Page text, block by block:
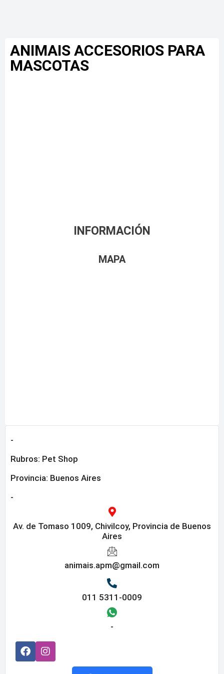
ANIMAIS ACCESORIOS PARA
MASCOTAS
INFORMACIÓN
MAPA
-
Rubros: Pet Shop
Provincia: Buenos Aires
-
Av. de Tomaso 1009, Chivilcoy, Provincia de Buenos
Aires
animais.apm@gmail.com
011 5311-0009
-